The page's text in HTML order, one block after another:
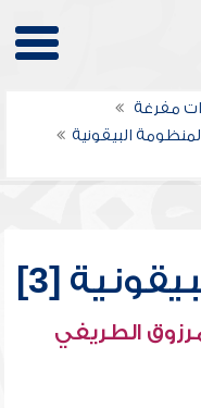
مفرغة
البيقونية
[3]
الطريفي